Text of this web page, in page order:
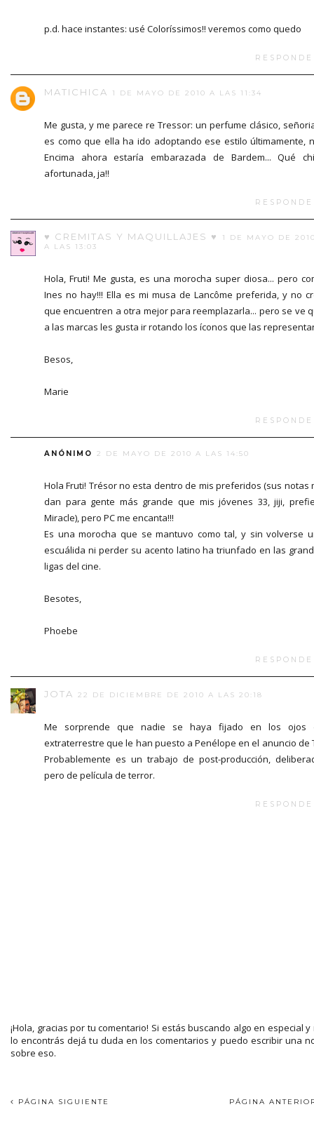
p.d. hace instantes: usé Coloríssimos!! veremos como quedo
MATICHICA 1 DE MAYO DE 2010 A LAS 11:34
Me gusta, y me parece re Tressor: un perfume clásico,
es como que ella ha ido adoptando ese estilo últimamente,
Encima ahora estaría embarazada de Bardem... Qué
afortunada, ja!!
♥ CREMITAS Y MAQUILLAJES ♥
1 DE MAYO DE
A LAS 13:03
Hola, Fruti! Me gusta, es una morocha super diosa... pero
Ines no hay!!! Ella es mi musa de Lancôme preferida, y no
que encuentren a otra mejor para reemplazarla... pero se ve
a las marcas les gusta ir rotando los íconos que las
Besos,
Marie
ANÓNIMO 2 DE MAYO DE 2010 A LAS 14:50
Hola Fruti! Trésor no esta dentro de mis preferidos (sus notas
dan para gente más grande que mis jóvenes 33, jiji,
Miracle), pero PC me encanta!!!
Es una morocha que se mantuvo como tal, y sin volverse
escuálida ni perder su acento latino ha triunfado en las
ligas del cine.
Besotes,
Phoebe
JOTA 22 DE DICIEMBRE DE 2010 A LAS 20:18
Me sorprende que nadie se haya fijado en los ojos
extraterrestre que le han puesto a Penélope en el anuncio de
Probablemente es un trabajo de post-producción,
pero de película de terror.
¡Hola, gracias por tu comentario! Si estás buscando algo en especial y
lo encontrás dejá tu duda en los comentarios y puedo escribir una
sobre eso.
PÁGINA SIGUIENTE PÁGINA